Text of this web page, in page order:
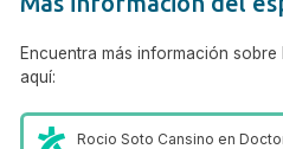
Encuentra más información
aquí:
Rocio Soto Cansino en